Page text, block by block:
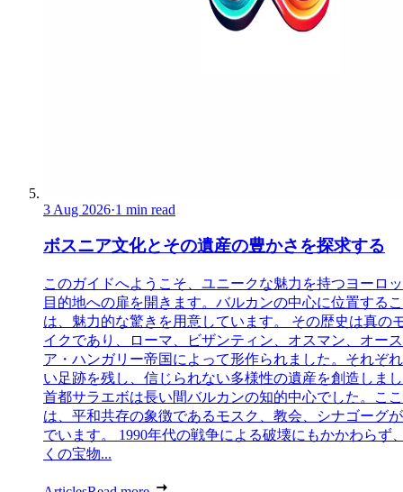
3 Aug 2026·1 min read
ボスニア文化とその遺産の豊かさを探求する
このガイドへようこそ、ユニークな魅力を持つヨーロ
目的地への扉を開きます。バルカンの中心に位置する
は、魅力的な驚きを用意しています。 その歴史は真の
イクであり、ローマ、ビザンティン、オスマン、オー
ア・ハンガリー帝国によって形作られました。それぞ
い足跡を残し、信じられない多様性の遺産を創造しま
首都サラエボは長い間バルカンの知的中心でした。こ
は、平和共存の象徴であるモスク、教会、シナゴーグ
でいます。 1990年代の戦争による破壊にもかかわらず
くの宝物...